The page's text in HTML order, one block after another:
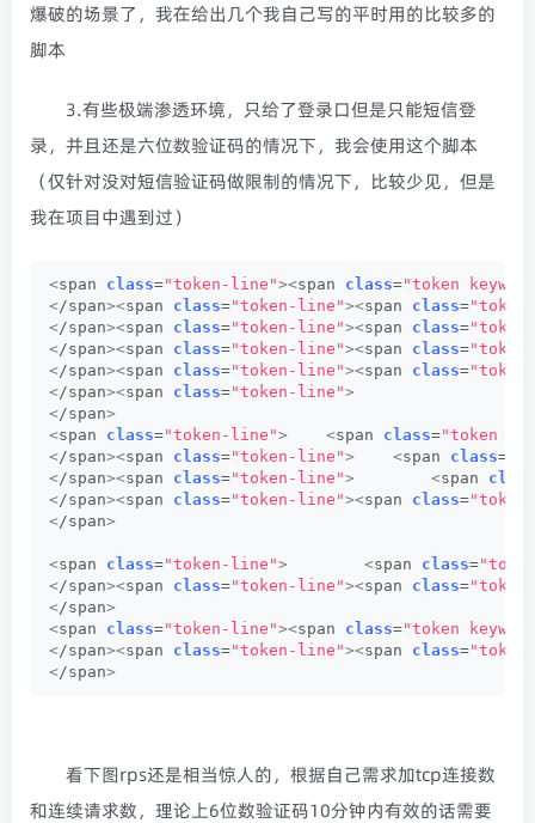
爆破的场景了，我在给出几个我自己写的平时用的比较多的
脚本
3.有些极端渗透环境，只给了登录口但是只能短信登
录，并且还是六位数验证码的情况下，我会使用这个脚本
（仅针对没对短信验证码做限制的情况下，比较少见，但是
我在项目中遇到过）
<span class="token-line"><span class="token
</span><span class="token-line"><span class=
</span><span class="token-line"><span class=
</span><span class="token-line"><span class=
</span><span class="token-line"><span class=
</span><span class="token-line">
</span>
<span class="token-line"> <span class="token
</span><span class="token-line"> <span class=
</span><span class="token-line"> <span class
</span><span class="token-line"><span class=
</span>
<span class="token-line"> <span class=
</span><span class="token-line"><span class=
</span>
<span class="token-line"><span class="token
</span><span class="token-line"><span class=
</span>
看下图rps还是相当惊人的，根据自己需求加tcp连接数
和连续请求数，理论上6位数验证码10分钟内有效的话需要